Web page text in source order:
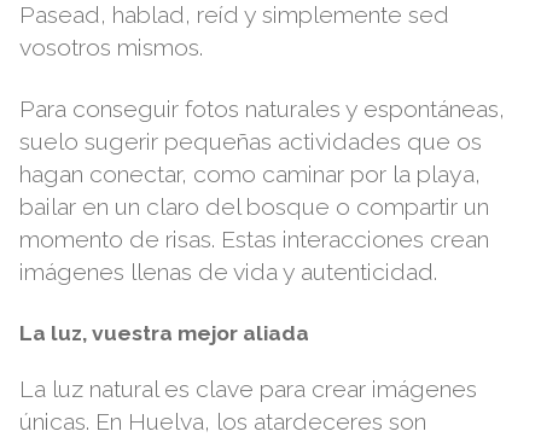
Pasead, hablad, reíd y simplemente sed
vosotros mismos.
Para conseguir fotos naturales y espontáneas,
suelo sugerir pequeñas actividades que os
hagan conectar, como caminar por la playa,
bailar en un claro del bosque o compartir un
momento de risas. Estas interacciones crean
imágenes llenas de vida y autenticidad.
La luz, vuestra mejor aliada
La luz natural es clave para crear imágenes
únicas. En Huelva, los atardeceres son